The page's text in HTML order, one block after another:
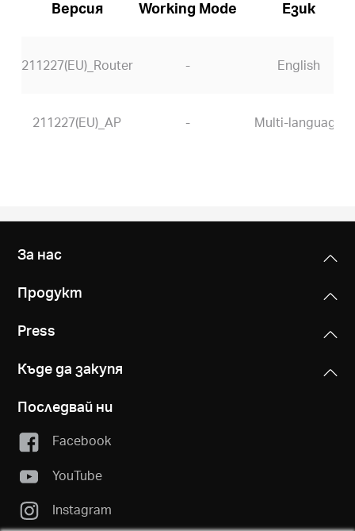
Версия Working Mode Език
211227(EU)_Router - English
211227(EU)_AP - Multi-language
За нас
Продукт
Press
Къде да закупя
Последвай ни
Facebook
YouTube
Instagram